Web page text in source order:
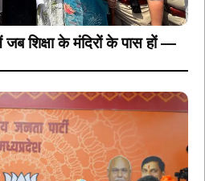
जब शिक्षा के मंदिरों के पास हों —